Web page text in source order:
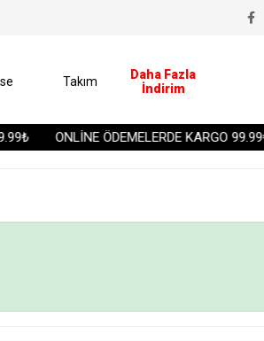
ONLİNE ÖDEMELERDE KARGO 99.99₺
Takım
Daha Fazla
İndirim